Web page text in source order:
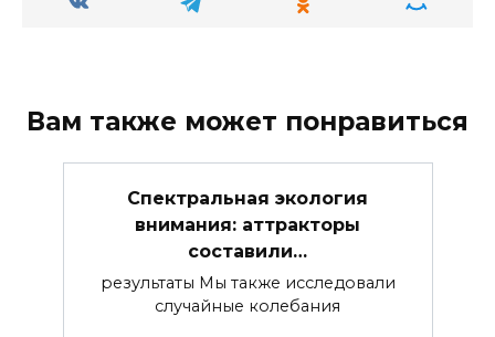
Вам также может понравиться
Спектральная экология
внимания: аттракторы
составили…
результаты Мы также исследовали
случайные колебания